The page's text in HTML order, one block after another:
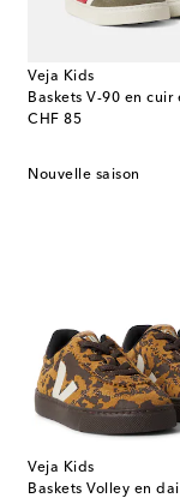
Veja Kids
Baskets V-90 en cuir
CHF 85
original price
Nouvelle saison
Veja Kids